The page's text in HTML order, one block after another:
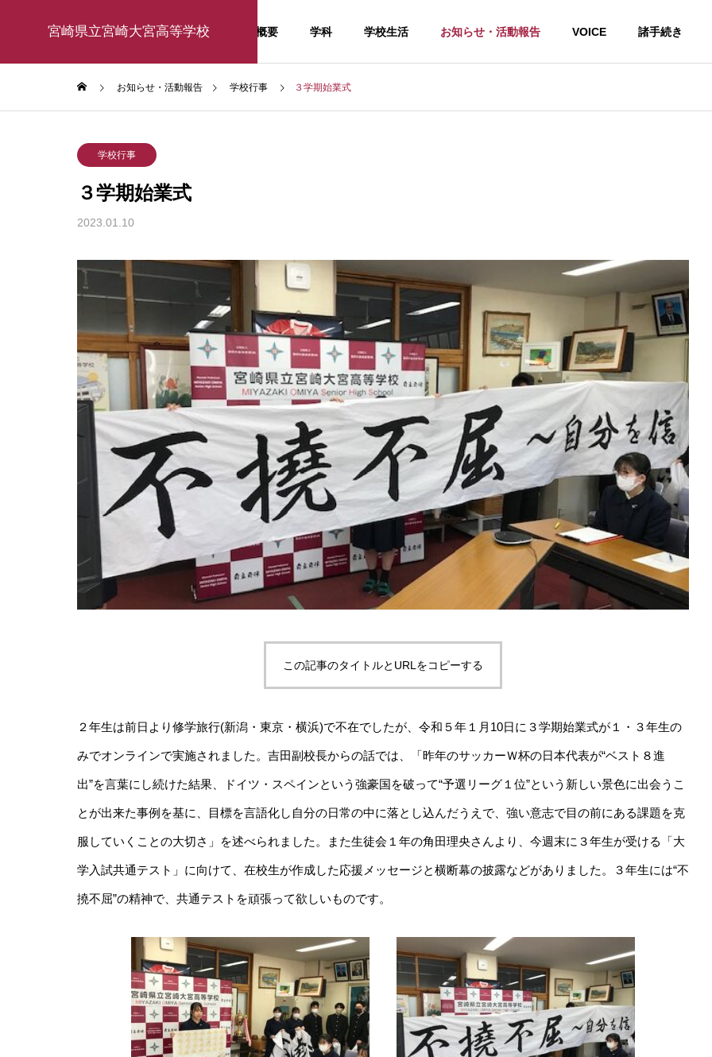
宮崎県立宮崎大宮高等学校 学校概要 学科 学校生活 お知らせ・活動報告 VOICE 諸手続き
お知らせ・活
東京大学訪問研修2026 １年生夏の学習会１日目終了！
令和８年度高校総体（男子ソフ
お知らせ・活動報告 学校行事 ３学期始業式
学校行事
３学期始業式
2023.01.10
この記事のタイトルとURLをコピーする
２年生は前日より修学旅行(新潟・東京・横浜)で不在でしたが、令和５年１月10日に３学期始業式が１・３年生の
みでオンラインで実施されました。吉田副校長からの話では、「昨年のサッカーＷ杯の日本代表が“ベスト８進
出”を言葉にし続けた結果、ドイツ・スペインという強豪国を破って“予選リーグ１位”という新しい景色に出会うこ
とが出来た事例を基に、目標を言語化し自分の日常の中に落とし込んだうえで、強い意志で目の前にある課題を克
服していくことの大切さ」を述べられました。また生徒会１年の角田理央さんより、今週末に３年生が受ける「大
学入試共通テスト」に向けて、在校生が作成した応援メッセージと横断幕の披露などがありました。３年生には“不
撓不屈”の精神で、共通テストを頑張って欲しいものです。